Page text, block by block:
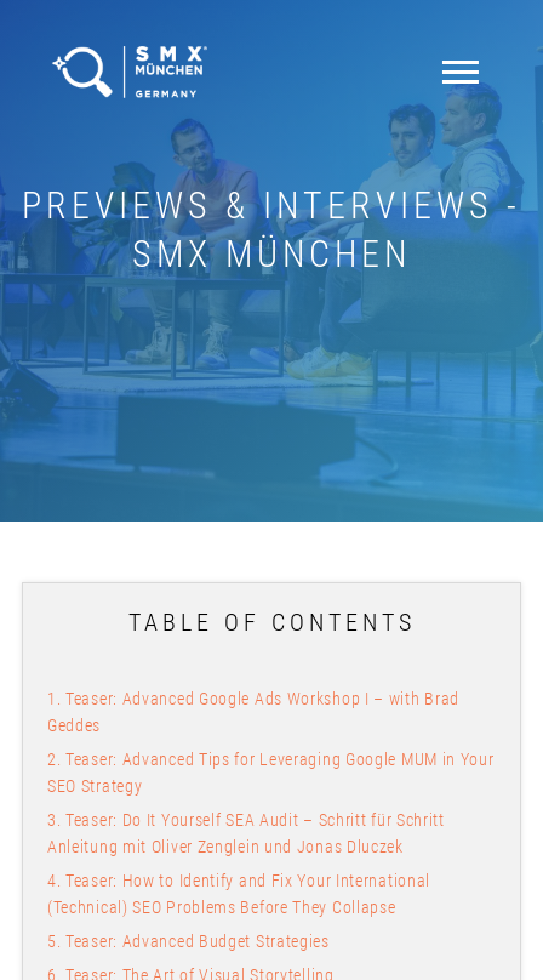
PREVIEWS & INTERVIEWS -
SMX MÜNCHEN
TABLE OF CONTENTS
1. Teaser: Advanced Google Ads Workshop I – with Brad
Geddes
2. Teaser: Advanced Tips for Leveraging Google MUM in Your
SEO Strategy
3. Teaser: Do It Yourself SEA Audit – Schritt für Schritt
Anleitung mit Oliver Zenglein und Jonas Dluczek
4. Teaser: How to Identify and Fix Your International
(Technical) SEO Problems Before They Collapse
5. Teaser: Advanced Budget Strategies
6. Teaser: The Art of Visual Storytelling